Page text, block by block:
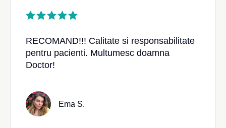
RECOMAND!!! Calitate si responsabilitate
pentru pacienti. Multumesc doamna
Doctor!
Ema S.